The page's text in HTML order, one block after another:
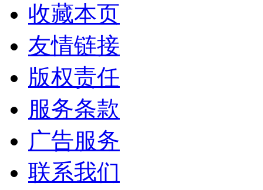
收藏本页
友情链接
版权责任
服务条款
广告服务
联系我们